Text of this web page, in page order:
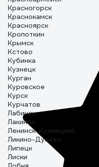
Красногорск
Краснокамск
Красноярск
Кропоткин
Крымск
Кстово
Кубинка
Кузнецк
Курган
Куровское
Курск
Курчатов
Лабинск
Лакинск
Ленинск-Кузнецкий
Ликино-Дулево
Липецк
Лиски